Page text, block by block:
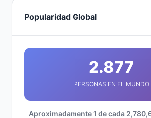
Popularidad Global
2.877
PERSONAS EN EL MUNDO
Aproximadamente 1 de cada